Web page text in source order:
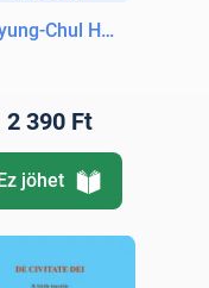
Chul Han
2 390 Ft
jöhet